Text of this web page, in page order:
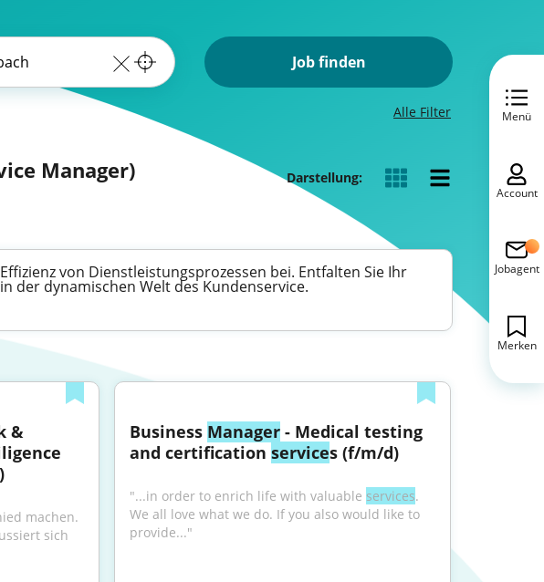
Job finden
Alle Filter
Manager) Darstellung:
von Dienstleistungsprozessen bei. Entfalten Sie Ihr
der dynamischen Welt des Kundenservice.
&
machen.
sich
Business Manager - Medical testing
and certification services (f/m/d)
"...in order to enrich life with valuable services.
We all love what we do. If you also would like to
provide..."
Menü
Account
Jobagent
Merken